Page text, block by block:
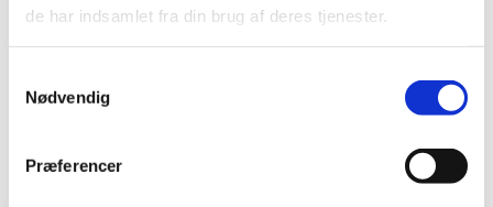
de har indsamlet fra din brug af deres tjenester.
Nødvendig
Præferencer
|3. juli 2017|
TID